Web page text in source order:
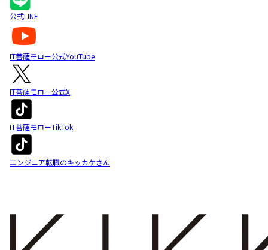
公式LINE
IT菩薩モロー公式YouTube
IT菩薩モロー公式X
IT菩薩モローTikTok
エンジニア転職のキッカケさん